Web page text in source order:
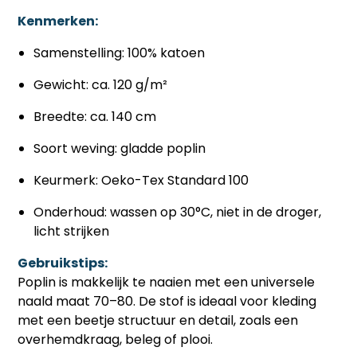
Kenmerken:
Samenstelling: 100% katoen
Gewicht: ca. 120 g/m²
Breedte: ca. 140 cm
Soort weving: gladde poplin
Keurmerk: Oeko-Tex Standard 100
Onderhoud: wassen op 30°C, niet in de droger,
licht strijken
Gebruikstips:
Poplin is makkelijk te naaien met een universele
naald maat 70–80. De stof is ideaal voor kleding
met een beetje structuur en detail, zoals een
overhemdkraag, beleg of plooi.